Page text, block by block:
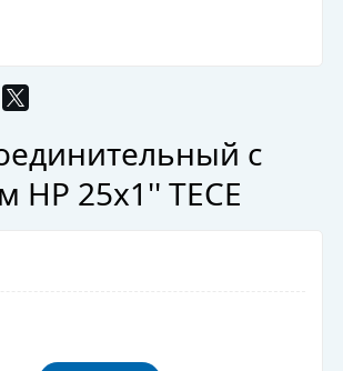
с
НР 25х1'' TECE